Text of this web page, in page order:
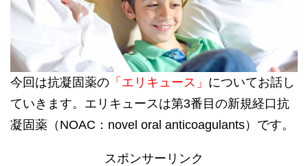
今回は抗凝固薬の 「エリキュース」 についてお話し
ていきます。エリキュースは第3番目の新規経口抗
凝固薬（ NOAC：novel oral anticoagulants）です。
スポンサーリンク